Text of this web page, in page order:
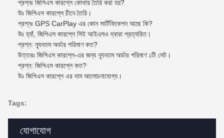
যোগাযোগ
প্রশ্নঃ জিপিএস কারপ্লে কোথায় তৈরি করা হয়?
উঃ জিপিএস কারপ্লে চীনে তৈরি।
প্রশ্নঃ GPS CarPlay এর কোন সার্টিফিকেশন আছে কি?
উঃ হ্যাঁ, জিপিএস কারপ্লে সিই আইএসও দ্বারা প্রত্যয়িত।
প্রশ্ন: ন্যূনতম অর্ডার পরিমাণ কত?
উত্তরঃ জিপিএস কারপ্লে-এর জন্য ন্যূনতম অর্ডার পরিমাণ ১টি সেট।
প্রশ্ন: জিপিএস কারপ্লে কত?
উঃ জিপিএস কারপ্লে এর দাম আলোচনাযোগ্য।
Tags: